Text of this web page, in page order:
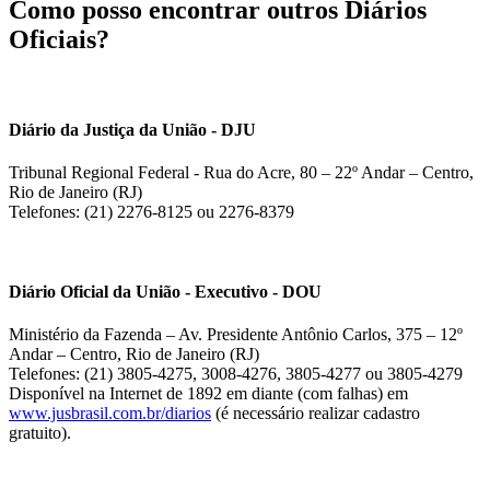
Como posso encontrar outros Diários
Oficiais?
Diário da Justiça da União - DJU
Tribunal Regional Federal - Rua do Acre, 80 – 22º Andar – Centro,
Rio de Janeiro (RJ)
Telefones: (21) 2276-8125 ou 2276-8379
Diário Oficial da União - Executivo - DOU
Ministério da Fazenda – Av. Presidente Antônio Carlos, 375 – 12º
Andar – Centro, Rio de Janeiro (RJ)
Telefones: (21) 3805-4275, 3008-4276, 3805-4277 ou 3805-4279
Disponível na Internet de 1892 em diante (com falhas) em
www.jusbrasil.com.br/diarios (é necessário realizar cadastro
gratuito).